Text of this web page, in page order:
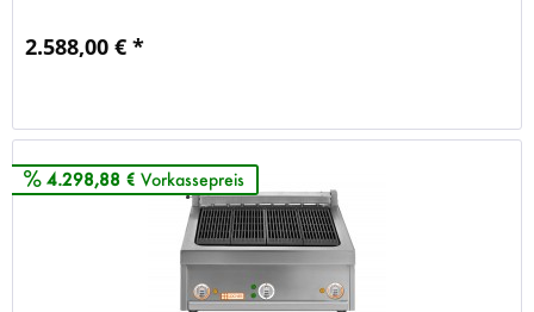
2.588,00 € *
4.298,88 € Vorkassepreis